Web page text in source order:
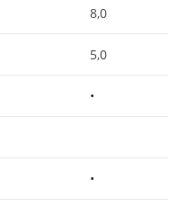
8,0
5,0
•
•